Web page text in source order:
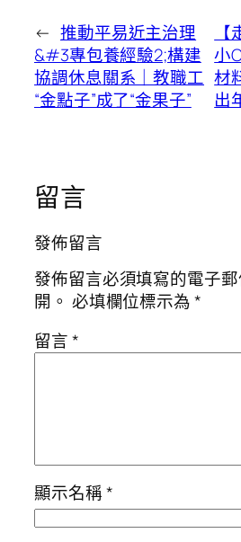
← 推動平易近主治理
&#3專包養經驗2;構建
協調休息關系｜教職工
“金點子”成了“金果子”
小
材
出
留言
發佈留言
發佈留言必須填寫的電子
開。 必填欄位標示為*
留言*
顯示名稱*